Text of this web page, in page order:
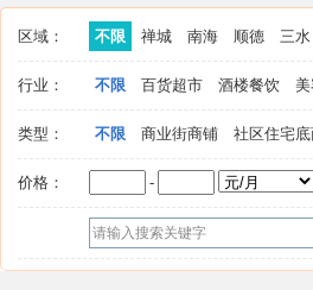
区域： 不限 禅城 南海 顺德 三水
行业： 不限 百货超市 酒楼餐饮
类型： 不限 商业街商铺 社区住宅
价格： -